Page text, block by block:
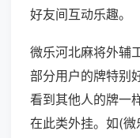
好友间互动乐趣。
微乐河北麻将外辅
部分用户的牌特别
看到其他人的牌一
在此类外挂。如(